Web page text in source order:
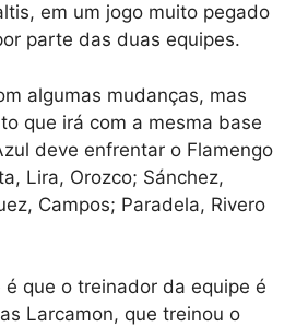
em um jogo muito pegado
parte das duas equipes.
algumas mudanças, mas
que irá com a mesma base
deve enfrentar o Flamengo
Lira, Orozco; Sánchez,
Campos; Paradela, Rivero
que o treinador da equipe é
Larcamon, que treinou o